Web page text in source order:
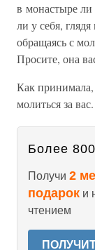
в монастыре ли
ли у себя,
обращаясь с
Просите, она
Как принимала,
молиться за
Более
Получи 2
подарок и
чтением